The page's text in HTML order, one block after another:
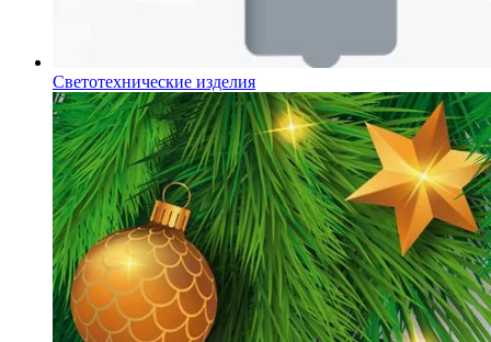
Светотехнические изделия